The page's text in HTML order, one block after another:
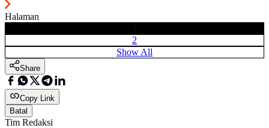
Halaman
2
Show All
Share
Copy Link
Batal
Tim Redaksi